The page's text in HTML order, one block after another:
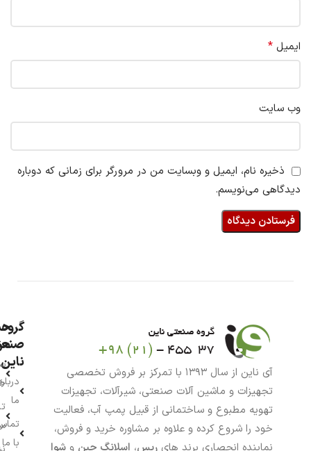
ایمیل *
وب‌ سایت
ذخیره نام، ایمیل و وبسایت من در مرورگر برای زمانی که دوباره
دیدگاهی می‌نویسم.
آی ناین از سال ۱۳۹۳ با تمرکز بر فروش تخصصی
تجهیزات و ماشین آلات صنعتی، شیرآلات، تجهیزات
تهویه مطبوع و ساختمانی از قبیل پمپ آب، فعالیت
خود را شروع کرده و علاوه بر مشاوره خرید و فروش،
گروه
ناین
ما
با ما